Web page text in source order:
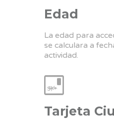
Edad
La edad para
se calculara a
actividad.
Tarjeta